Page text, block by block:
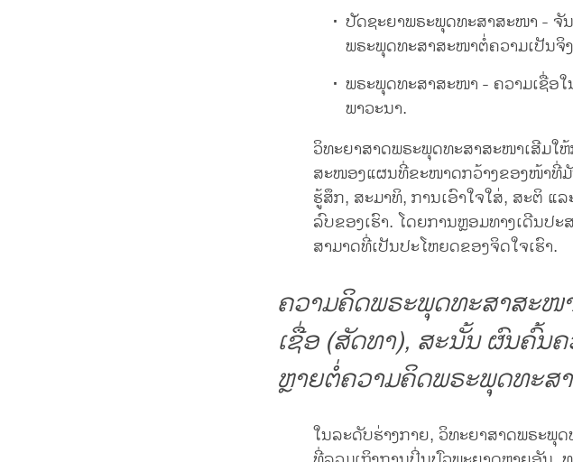
ປັດຊະຍາພຣະພຸດທະສາສະໜາ - ຈັ
ພຣະພຸດທະສາສະໜາຕໍ່ຄວາມເປັນຈິງ
ພຣະພຸດທະສາສະໜາ - ຄວາມເຊື່ອ
ພາວະນາ.
ວິທະຍາສາດພຣະພຸດທະສາສະໜາເສີມ
ສະໜອງແຜນທີ່ຂະໜາດກວ້າງຂອງໜ້າທີ່
ຮູ້ສຶກ, ສະມາທິ, ການເອົາໃຈໃສ່, ສະຕິ ແ
ລົບຂອງເຮົາ. ໂດຍການຫຼອມທາງເດີນປ
ສາມາດທີ່ເປັນປະໂຫຍດຂອງຈິດໃຈເຮົາ.
ຄວາມຄິດພຣະພຸດທະສາສະໜ
ເຊື່ອ (ສັດທາ), ສະນັ້ນ ຜົນຄົ້ນ
ຫຼາຍຕໍ່ຄວາມຄິດພຣະພຸດທະສ
ໃນລະດັບຮ່າງກາຍ, ວິທະຍາສາດພຣະພຸ